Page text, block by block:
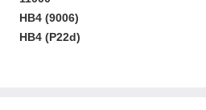
HB4 (9006)
HB4 (P22d)